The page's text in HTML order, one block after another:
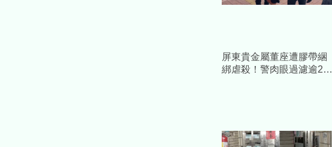
屏東貴金屬董座遭膠帶綑
綁虐殺！警肉眼過濾逾200